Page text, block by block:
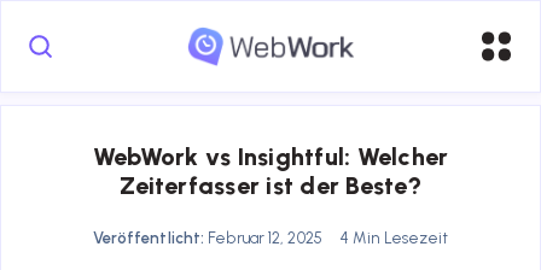
WebWork vs Insightful: Welcher
Zeiterfasser ist der Beste?
Veröffentlicht: Februar 12, 2025 4 Min Lesezeit